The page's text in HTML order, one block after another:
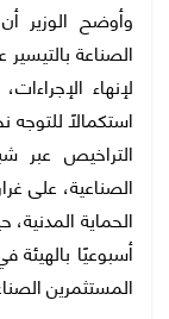
وأوضح الوزير
الصناعة بالتيسير
لإنهاء
استكمالًا
التراخيص عبر
الصناعية، على
الحماية
أسبوعيًا
المستثمرين